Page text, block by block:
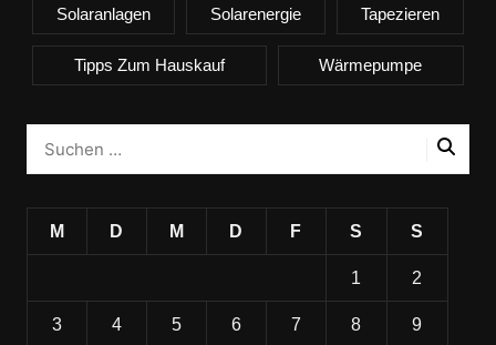
Solaranlagen Solarenergie Tapezieren
Tipps Zum Hauskauf Wärmepumpe
M D M D F S S
1 2
3 4 5 6 7 8 9